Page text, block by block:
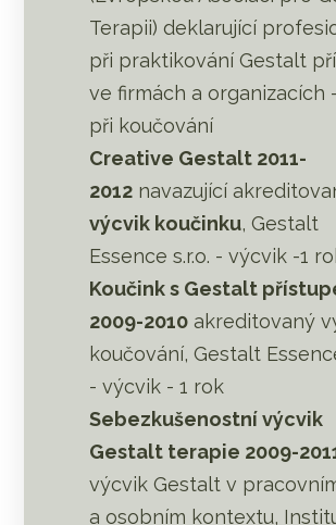
Terapii) deklarující
při praktikování Gestalt
ve firmách a organizacích
při koučování
Creative Gestalt 2011-
2012 navazující
výcvik koučinku, Gestalt
Essence s.r.o. - výcvik -1
Koučink s Gestalt
2009-2010 akreditovaný
koučování, Gestalt
- výcvik - 1 rok
Sebezkušenostní výcvik
Gestalt terapie 2009-
výcvik Gestalt v
a osobním kontextu,